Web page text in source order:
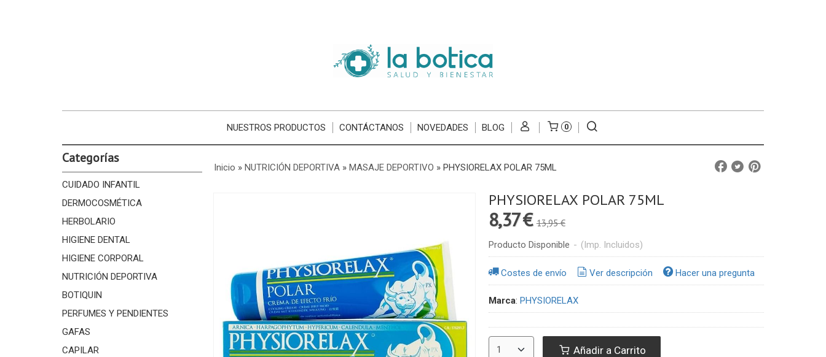
NUESTROS PRODUCTOS CONTÁCTANOS NOVEDADES BLOG 0
Categorías
CUIDADO INFANTIL
DERMOCOSMÉTICA
HERBOLARIO
HIGIENE DENTAL
HIGIENE CORPORAL
NUTRICIÓN DEPORTIVA
BOTIQUIN
PERFUMES Y PENDIENTES
GAFAS
CAPILAR
Inicio » NUTRICIÓN DEPORTIVA» MASAJE DEPORTIVO » PHYSIORELAX POLAR 75ML
PHYSIORELAX POLAR 75ML
8,37 €13,95 €
Producto Disponible - (Imp. Incluidos)
Costes de envío Ver descripción Hacer una pregunta
Marca: PHYSIORELAX
Añadir a Carrito